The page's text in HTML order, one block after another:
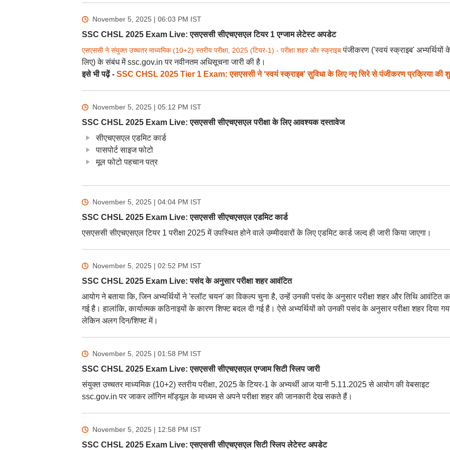
November 5, 2025 | 06:03 PM IST
SSC CHSL 2025 Exam Live: एसएससी सीएचएसएल टियर 1 एग्जाम लेटेस्ट अपडेट
एसएससी ने संयुक्त उच्चतर माध्यमिक (10+2) स्तरीय परीक्षा, 2025 (टियर-1) - परीक्षा शहर और स्क्राइबपंजीकरण ('स्वयं स्क्राइब' अभ्यर्थियों
लिए) के संबंध में ssc.gov.in पर नवीनतम अधिसूचना जारी की है।
इसे भी पढ़ें - SSC CHSL 2025 Tier 1 Exam: एसएससी ने ‘स्वयं स्क्राइब’ सुविधा के लिए नए सिरे से पंजीकरण प्रक्रिया की
November 5, 2025 | 05:12 PM IST
SSC CHSL 2025 Exam Live: एसएससी सीएचएसएल परीक्षा के लिए आवश्यक दस्तावेज
सीएचएसएल एडमिट कार्ड
पासपोर्ट साइज फोटो
मूल फोटो पहचान पत्र
November 5, 2025 | 04:04 PM IST
SSC CHSL 2025 Exam Live: एसएससी सीएचएसएल एडमिट कार्ड
एसएससी सीएचएसएल टियर 1 परीक्षा 2025 में उपस्थित होने वाले उम्मीदवारों के लिए एडमिट कार्ड जल्द ही जारी किया जाएगा।
November 5, 2025 | 02:52 PM IST
SSC CHSL 2025 Exam Live: पसंद के अनुसार परीक्षा शहर आवंटित
आयोग ने बताया कि, जिन अभ्यर्थियों ने 'स्लॉट चयन' का विकल्प चुना है, उन्हें उनकी पसंद के अनुसार परीक्षा शहर और तिथि आवंटित
गई है। हालांकि, कार्यात्मक कठिनाइयों के कारण शिफ्ट बदल दी गई है। ऐसे अभ्यर्थियों को उनकी पसंद के अनुसार परीक्षा शहर दिया
लेकिन अलग दिन/शिफ्ट में।
November 5, 2025 | 01:58 PM IST
SSC CHSL 2025 Exam Live: एसएससी सीएचएसएल एग्जाम सिटी स्लिप जारी
संयुक्त उच्चतर माध्यमिक (10+2) स्तरीय परीक्षा, 2025 के टियर-1 के अभ्यर्थी आज यानी 5.11.2025 से आयोग की वेबसाइट
ssc.gov.in पर जाकर लॉगिन मॉड्यूल के माध्यम से अपने परीक्षा शहर की जानकारी देख सकते हैं।
November 5, 2025 | 12:58 PM IST
SSC CHSL 2025 Exam Live: एसएससी सीएचएसएल सिटी स्लिप लेटेस्ट अपडेट